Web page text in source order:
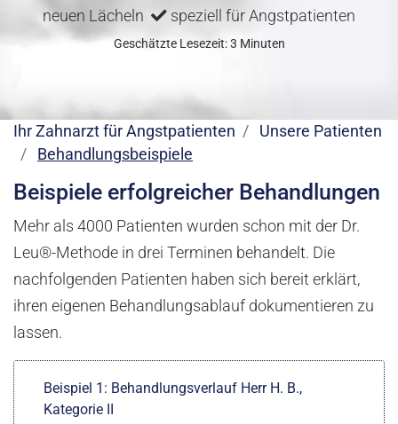
neuen Lächeln
speziell für Angstpatienten
Geschätzte Lesezeit: 3 Minuten
Ihr Zahnarzt für Angstpatienten
Unsere Patienten
Behandlungsbeispiele
Beispiele erfolgreicher Behandlungen
Mehr als 4000 Patienten wurden schon mit der Dr.
Leu®-Methode in drei Terminen behandelt. Die
nachfolgenden Patienten haben sich bereit erklärt,
ihren eigenen Behandlungsablauf dokumentieren zu
lassen.
Beispiel 1: Behandlungsverlauf Herr H. B.,
Kategorie II